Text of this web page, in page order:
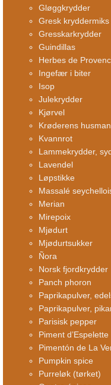
Gløggkrydder
Gresk kryddermiks
Gresskarkrydder
Guindillas
Herbes de
Ingefær i biter
Isop
Julekrydder
Kjørvel
Krøderens
Kvannrot
Lammekrydder,
Lavendel
Løpstikke
Massalé
Merian
Mirepoix
Mjødurt
Mjødurtsukker
Ñora
Norsk fjordkrydder
Panch phoron
Paprikapulver,
Paprikapulver,
Parisisk pepper
Piment d’Espelette
Pimentón de La
Pumpkin spice
Purreløk (tørket)